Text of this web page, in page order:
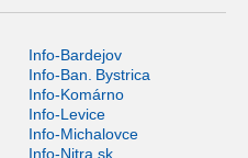
Info-Bardejov
Info-Ban. Bystrica
Info-Komárno
Info-Levice
Info-Michalovce
Info-Nitra.sk